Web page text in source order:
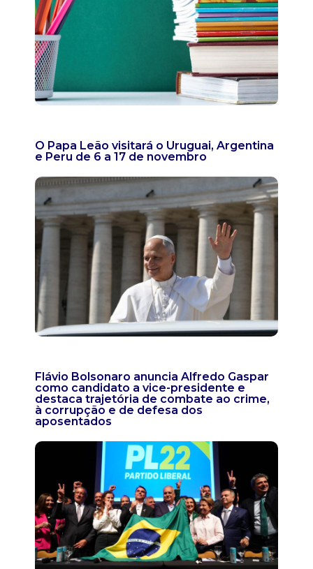
O Papa Leão visitará o Uruguai, Argentina
e Peru de 6 a 17 de novembro
Flávio Bolsonaro anuncia Alfredo Gaspar
como candidato a vice-presidente e
destaca trajetória de combate ao crime,
à corrupção e de defesa dos
aposentados